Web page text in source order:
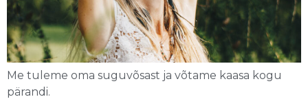
Me tuleme oma suguvõsast ja võtame kaasa kogu
pärandi.